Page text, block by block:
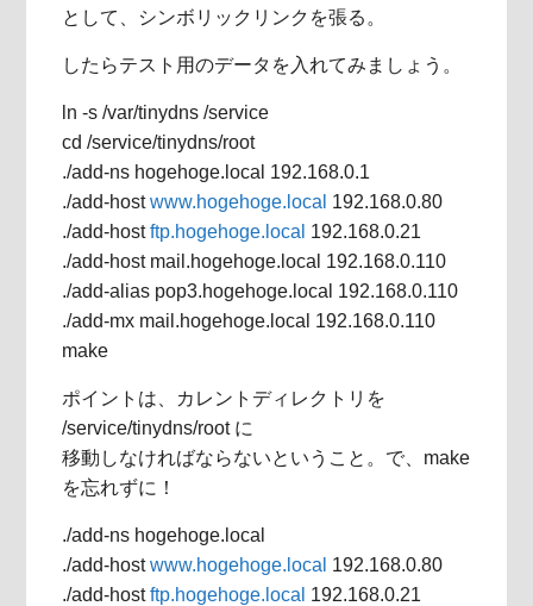
として、シンボリックリンクを張る。
したらテスト用のデータを入れてみましょう。
ln -s /var/tinydns /service
cd /service/tinydns/root
./add-ns hogehoge.local 192.168.0.1
./add-hostwww.hogehoge.local 192.168.0.80
./add-hostftp.hogehoge.local 192.168.0.21
./add-host mail.hogehoge.local 192.168.0.110
./add-alias pop3.hogehoge.local 192.168.0.110
./add-mx mail.hogehoge.local 192.168.0.110
make
ポイントは、カレントディレクトリを
/service/tinydns/root に
移動しなければならないということ。で、make
を忘れずに！
./add-ns hogehoge.local
./add-hostwww.hogehoge.local 192.168.0.80
./add-hostftp.hogehoge.local 192.168.0.21